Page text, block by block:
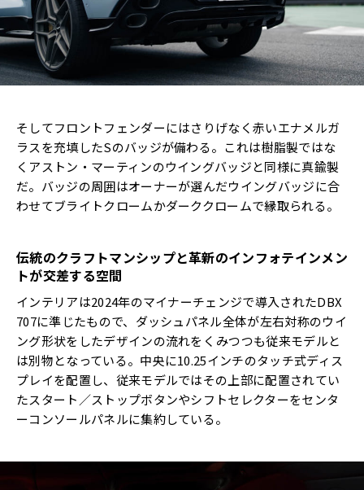
そしてフロントフェンダーにはさりげなく赤いエナメルガ
ラスを充填したSのバッジが備わる。これは樹脂製ではな
くアストン・マーティンのウイングバッジと同様に真鍮製
だ。バッジの周囲はオーナーが選んだウイングバッジに合
わせてブライトクロームかダーククロームで縁取られる。
伝統のクラフトマンシップと革新のインフォテインメン
トが交差する空間
インテリアは2024年のマイナーチェンジで導入されたDBX
707に準じたもので、ダッシュパネル全体が左右対称のウイ
ング形状をしたデザインの流れをくみつつも従来モデルと
は別物となっている。中央に10.25インチのタッチ式ディス
プレイを配置し、従来モデルではその上部に配置されてい
たスタート／ストップボタンやシフトセレクターをセンタ
ーコンソールパネルに集約している。